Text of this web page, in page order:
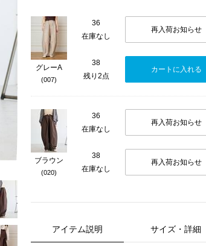
グレーA
(007)
36
在庫なし
再入荷お知らせ
38
残り2点
カートに入れる
ブラウン
(020)
36
在庫なし
再入荷お知らせ
38
在庫なし
再入荷お知らせ
アイテム説明 サイズ・詳細